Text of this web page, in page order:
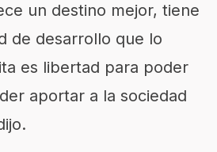
un destino mejor, tiene
de desarrollo que lo
es libertad para poder
aportar a la sociedad